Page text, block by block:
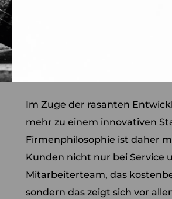
Im Zuge der rasanten
mehr zu einem innovativen
Firmenphilosophie ist daher
Kunden nicht nur bei Service
Mitarbeiterteam, das
sondern das zeigt sich vor